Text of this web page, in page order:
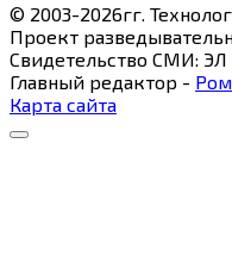
© 2003-2026гг.
Проект
Свидетельство СМИ: ЭЛ
Главный редактор -
Карта сайта